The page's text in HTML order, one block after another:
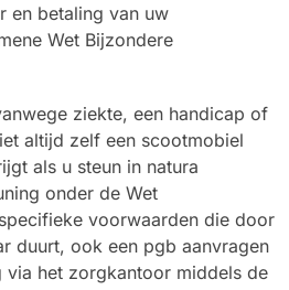
en betaling van uw
Wet Bijzondere
ziekte, een handicap of
altijd zelf een scootmobiel
als u steun in natura
onder de Wet
voorwaarden die door
duurt, ook een pgb aanvragen
het zorgkantoor middels de